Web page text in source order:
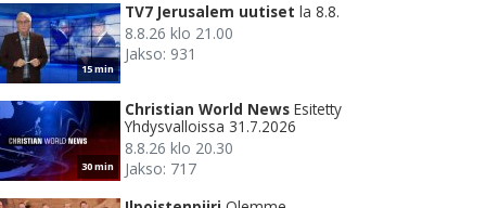
15 min
TV7 Jerusalem uutiset la 8.8.
8.8.26 klo 21.00
Jakso: 931
30 min
Christian World News Esitetty
Yhdysvalloissa 31.7.2026
8.8.26 klo 20.30
Jakso: 717